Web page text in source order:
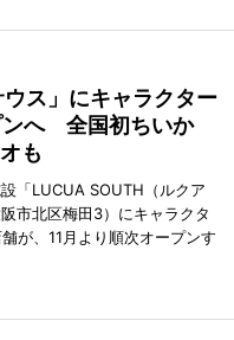
ウス」にキャラクター
ンへ 全国初ちいか
も
「LUCUA SOUTH（ルクア
市北区梅田3）にキャラクタ
が、11月より順次オープンす